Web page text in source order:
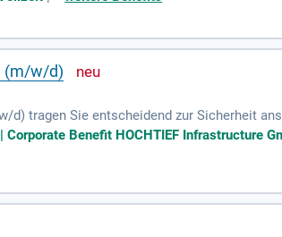
gehören die Erstellung von Betriebsplänen
im Bauingenieurwesen oder eine
erforderlich.
(m/w/d)
tragen Sie entscheidend zur Sicherheit
von Arbeitsschutzstandards und das
in Expertenkreisen mit. Darüber
Bauwirtschaftsausbildung. Werden Sie
Benefit HOCHTIEF Infrastructure